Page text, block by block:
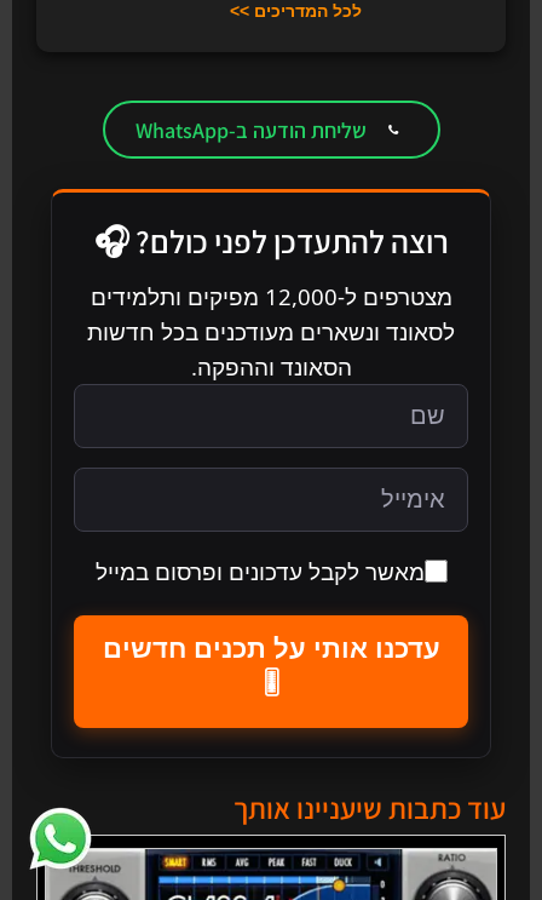
לכל המדריכים >>
שליחת הודעה ב-WhatsApp
רוצה להתעדכן לפני כולם? 🎧
מצטרפים ל-12,000 מפיקים ותלמידים
לסאונד ונשארים מעודכנים בכל חדשות
הסאונד וההפקה.
מאשר לקבל עדכונים ופרסום במייל
עדכנו אותי על תכנים חדשים
🎚️
עוד כתבות שיעניינו אותך